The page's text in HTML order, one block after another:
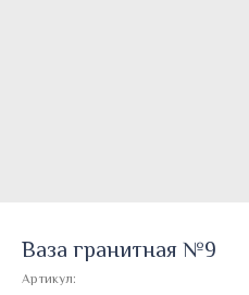
Ваза гранитная №9
Артикул: